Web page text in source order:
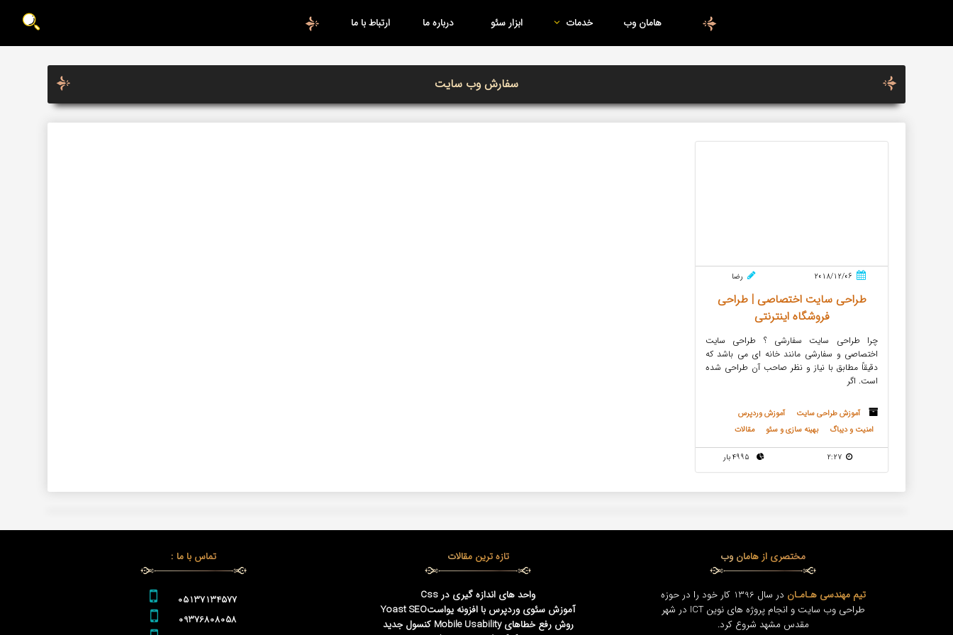
هامان وب خدمات ابزار سئو درباره ما ارتباط با ما
سفارش وب سایت
2018/12/06 رضا
طراحی سایت اختصاصی | طراحی
فروشگاه اینترنتی
چرا طراحی سایت سفارشی ؟ طراحی سایت
اختصاصی و سفارشی مانند خانه‌ ای می باشد که
دقیقاً مطابق با نیاز و نظر صاحب آن طراحی شده
است. اگر
آموزش طراحی سایت
آموزش وردپرس
امنیت و دیباگ
بهینه سازی و سئو مقالات
2:27
مختصری از هامان وب
تیم مهندسی هـامـان
در سال 1396 کار خود را در حوزه
طراحی وب سایت و انجام پروژه های نوین ICT در شهر
مقدس مشهد شروع کرد.
تازه ترین مقالات
واحد های اندازه گیری در Css
آموزش سئوی وردپرس با افزونه یواستYoast SEO
روش رفع خطاهای Mobile Usability کنسول جدید
تماس با ما :
05137134577
09376808058